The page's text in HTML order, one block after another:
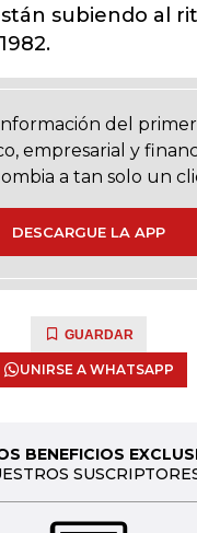
subiendo al
del
empresarial y
a tan solo un
DESCARGUE LA APP
GUARDAR
UNIRSE A WHATSAPP
BENEFICIOS